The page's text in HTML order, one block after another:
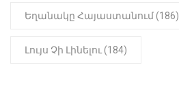
Եղանակը Հայաստանում (186)
Լույս Չի Լինելու (184)